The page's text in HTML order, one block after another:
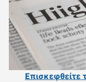
Επισκεφθείτε